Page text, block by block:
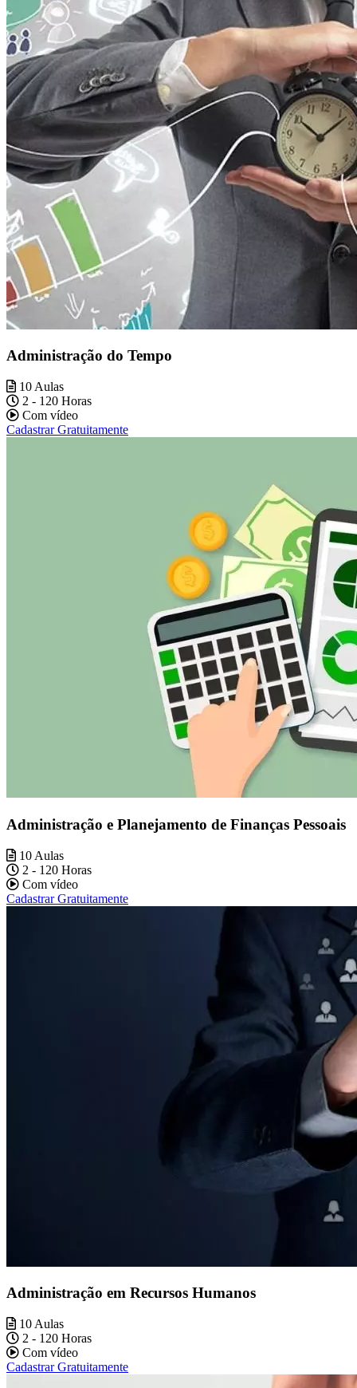
Administração do Tempo
10 Aulas
2 - 120 Horas
Com vídeo
Cadastrar Gratuitamente
Administração e Planejamento de Finanças Pessoais
10 Aulas
2 - 120 Horas
Com vídeo
Cadastrar Gratuitamente
Administração em Recursos Humanos
10 Aulas
2 - 120 Horas
Com vídeo
Cadastrar Gratuitamente